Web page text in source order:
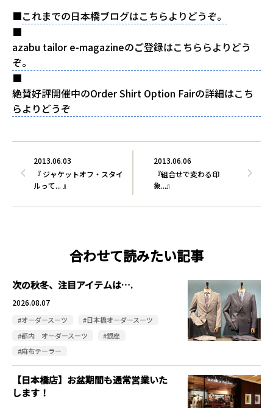
■これまでの日本橋ブログはこちらよりどうぞ。
■
azabu tailor e-magazineのご登録はこちららよりどう
ぞ。
■
絶賛好評開催中のOrder Shirt Option Fairの詳細はこち
らよりどうぞ
2013.06.06
『組合せで変わる印
象...』
2013.06.03
『 ジャケットオフ・スタイ
ルって... 』
合わせて読みたい記事
次の秋冬、注目アイテムは….
2026.08.07
#オーダースーツ
#日本橋オーダースーツ
#都内 オーダースーツ
#銀座
#麻布テーラー
【日本橋店】お盆期間も通常営業いた
します！